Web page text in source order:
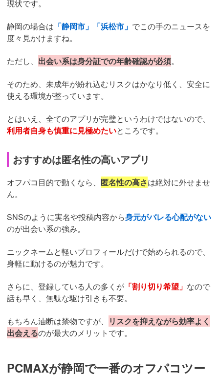
現状です。
静岡の場合は 「静岡市」「浜松市」 でこの手のニュースを
度々見かけますね。
ただし、 出会い系は身分証での年齢確認が必須。
そのため、未成年が紛れ込むリスクはかなり低く、安全に
使える環境が整っています。
とはいえ、全てのアプリが完璧というわけではないので、
利用者自身も慎重に見極めたいところです。
おすすめは匿名性の高いアプリ
オフパコ目的で動くなら、 匿名性の高さは絶対に外せませ
ん。
SNSのように実名や投稿内容から身元がバレる心配がない
のが出会い系の強み。
ニックネームと軽いプロフィールだけで始められるので、
身軽に動けるのが魅力です。
さらに、登録している人の多くが 「割り切り希望」 なので
話も早く、無駄な駆け引きも不要。
もちろん油断は禁物ですが、
リスクを抑えながら効率よく
出会えるのが最大のメリットです。
PCMAXが静岡で一番のオフパコツー